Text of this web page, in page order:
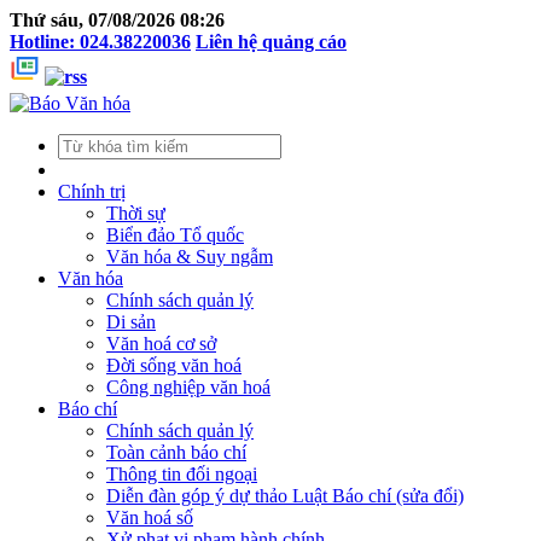
Thứ sáu, 07/08/2026 08:26
Hotline: 024.38220036 Liên hệ quảng cáo
Chính trị
Thời sự
Biển đảo Tổ quốc
Văn hóa & Suy ngẫm
Văn hóa
Chính sách quản lý
Di sản
Văn hoá cơ sở
Đời sống văn hoá
Công nghiệp văn hoá
Báo chí
Chính sách quản lý
Toàn cảnh báo chí
Thông tin đối ngoại
Diễn đàn góp ý dự thảo Luật Báo chí (sửa đổi)
Văn hoá số